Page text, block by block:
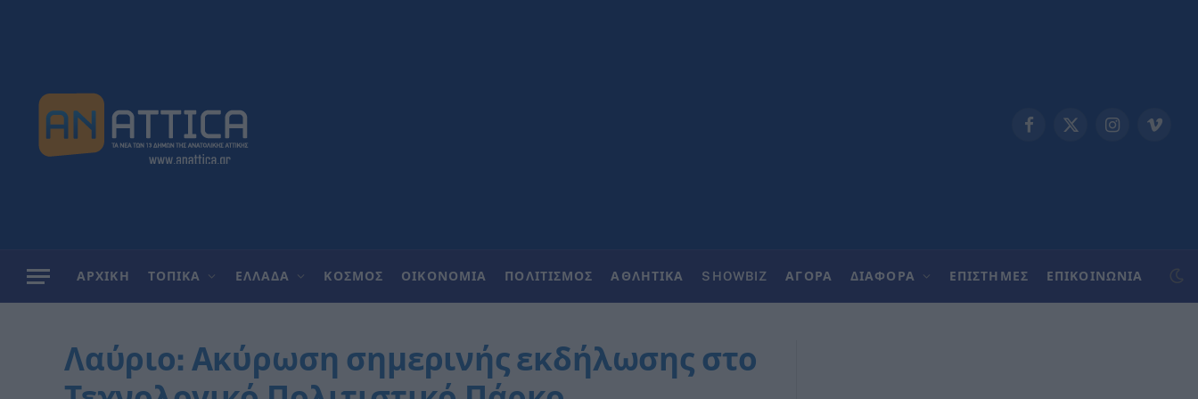
Facebook
X
InstagramVimeo
ΑΡΧΙΚΗ ΤΟΠΙΚΑ ΕΛΛΑΔΑ ΚΟΣΜΟΣ ΟΙΚΟΝΟΜΙΑ ΠΟΛΙΤΙΣΜΟΣ ΑΘΛΗΤΙΚΑ SHOWBIZ ΑΓΟΡΑ ΔΙΑΦΟΡΑ ΕΠΙΣΤΗΜΕΣ ΕΠΙΚΟΙΝΩΝΊΑ
Λαύριο: Ακύρωση σημερινής εκδήλωσης στο